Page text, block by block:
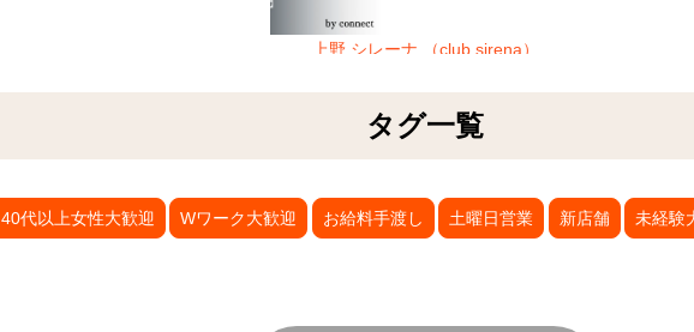
上野 シレーナ （club sirena）
タグ一覧
40代以上女性大歓迎 Wワーク大歓迎 お給料手渡し 土曜日営業 新店舗 未経験